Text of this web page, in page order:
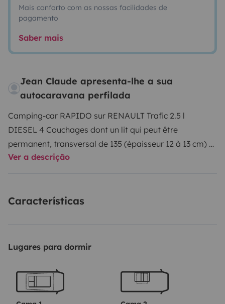
Mais conforto com as nossas facilidades de
pagamento
Saber mais
Jean Claude apresenta-lhe a sua
autocaravana perfilada
Camping-car RAPIDO sur RENAULT Trafic 2.5 l
DIESEL 4 Couchages dont un lit qui peut être
permanent, transversal de 135 (épaisseur 12 à 13 cm) et
deux lits de 57 sur dînette et en hauteur. Mais, compte-
pivotant. Frigo neuf performant, plaque de cuisson 2
extérieur, table et chaises. Porte-vélo. Vaisselle et
risques à la charge du locataire.Durée minimum de
location de 5 jours.
C'est un véhicule en parfait état
Ver a descrição
Características
Lugares para dormir